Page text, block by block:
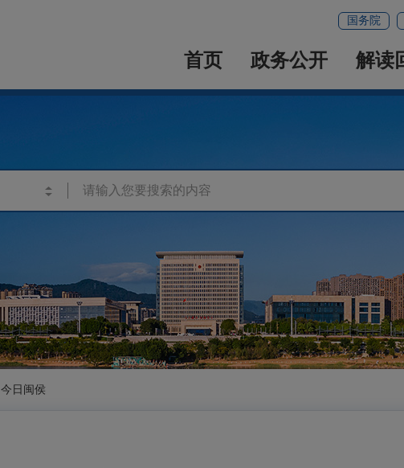
国务院
首页 政务公开 解读
今日闽侯